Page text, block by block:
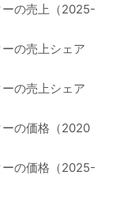
ーの売上（2025-
の売上シェア
の売上シェア
ーの価格（2020
ーの価格（2025-